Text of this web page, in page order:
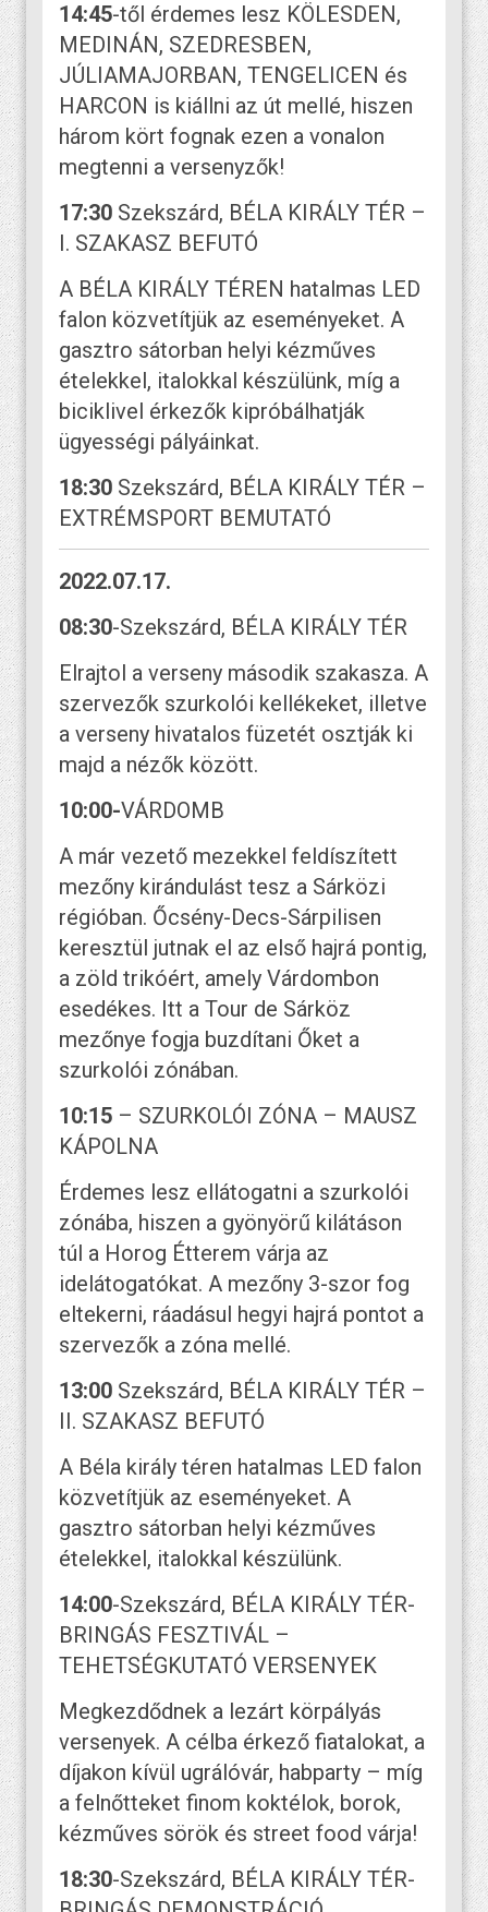
14:45-től érdemes lesz KÖLESDEN,
MEDINÁN, SZEDRESBEN,
JÚLIAMAJORBAN, TENGELICEN és
HARCON is kiállni az út mellé, hiszen
három kört fognak ezen a vonalon
megtenni a versenyzők!
17:30 Szekszárd, BÉLA KIRÁLY TÉR –
I. SZAKASZ BEFUTÓ
A BÉLA KIRÁLY TÉREN hatalmas LED
falon közvetítjük az eseményeket. A
gasztro sátorban helyi kézműves
ételekkel, italokkal készülünk, míg a
biciklivel érkezők kipróbálhatják
ügyességi pályáinkat.
18:30 Szekszárd, BÉLA KIRÁLY TÉR –
EXTRÉMSPORT BEMUTATÓ
2022.07.17.
08:30-Szekszárd, BÉLA KIRÁLY TÉR
Elrajtol a verseny második szakasza. A
szervezők szurkolói kellékeket, illetve
a verseny hivatalos füzetét osztják ki
majd a nézők között.
10:00-VÁRDOMB
A már vezető mezekkel feldíszített
mezőny kirándulást tesz a Sárközi
régióban. Őcsény-Decs-Sárpilisen
keresztül jutnak el az első hajrá pontig,
a zöld trikóért, amely Várdombon
esedékes. Itt a Tour de Sárköz
mezőnye fogja buzdítani Őket a
szurkolói zónában.
10:15 – SZURKOLÓI ZÓNA – MAUSZ
KÁPOLNA
Érdemes lesz ellátogatni a szurkolói
zónába, hiszen a gyönyörű kilátáson
túl a Horog Étterem várja az
idelátogatókat. A mezőny 3-szor fog
eltekerni, ráadásul hegyi hajrá pontot a
szervezők a zóna mellé.
13:00 Szekszárd, BÉLA KIRÁLY TÉR –
II. SZAKASZ BEFUTÓ
A Béla király téren hatalmas LED falon
közvetítjük az eseményeket. A
gasztro sátorban helyi kézműves
ételekkel, italokkal készülünk.
14:00-Szekszárd, BÉLA KIRÁLY TÉR-
BRINGÁS FESZTIVÁL –
TEHETSÉGKUTATÓ VERSENYEK
Megkezdődnek a lezárt körpályás
versenyek. A célba érkező fiatalokat, a
díjakon kívül ugrálóvár, habparty – míg
a felnőtteket finom koktélok, borok,
kézműves sörök és street food várja!
18:30-Szekszárd, BÉLA KIRÁLY TÉR-